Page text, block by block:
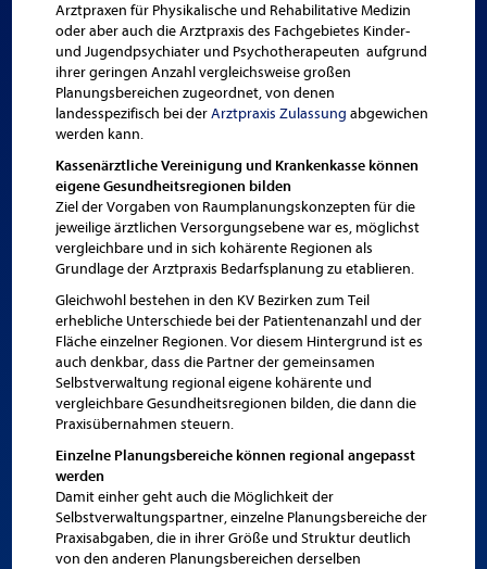
Arztpraxen für Physikalische und Rehabilitative Medizin
oder aber auch die Arztpraxis des Fachgebietes Kinder-
und Jugendpsychiater und Psychotherapeuten aufgrund
ihrer geringen Anzahl vergleichsweise großen
Planungsbereichen zugeordnet, von denen
landesspezifisch bei derArztpraxis Zulassung abgewichen
werden kann.
Kassenärztliche Vereinigung und Krankenkasse können
eigene Gesundheitsregionen bilden
Ziel der Vorgaben von Raumplanungskonzepten für die
jeweilige ärztlichen Versorgungsebene war es, möglichst
vergleichbare und in sich kohärente Regionen als
Grundlage der Arztpraxis Bedarfsplanung zu etablieren.
Gleichwohl bestehen in den KV Bezirken zum Teil
erhebliche Unterschiede bei der Patientenanzahl und der
Fläche einzelner Regionen. Vor diesem Hintergrund ist es
auch denkbar, dass die Partner der gemeinsamen
Selbstverwaltung regional eigene kohärente und
vergleichbare Gesundheitsregionen bilden, die dann die
Praxisübernahmen steuern.
Einzelne Planungsbereiche können regional angepasst
werden
Damit einher geht auch die Möglichkeit der
Selbstverwaltungspartner, einzelne Planungsbereiche der
Praxisabgaben, die in ihrer Größe und Struktur deutlich
von den anderen Planungsbereichen derselben